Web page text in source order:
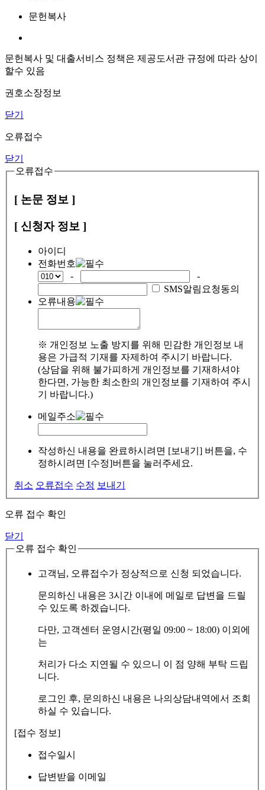
문헌복사
문헌복사 및 대출서비스 정책은 제공도서관 규정에 따라 상이
할수 있음
권호소장정보
닫기
오류접수
닫기
오류접수
[ 논문 정보 ]
[ 신청자 정보 ]
아이디
전화번호
-
-
SMS알림요청동의
오류내용
※ 개인정보 노출 방지를 위해 민감한 개인정보 내
용은 가급적 기재를 자제하여 주시기 바랍니다.
(상담을 위해 불가피하게 개인정보를 기재하셔야
한다면, 가능한 최소한의 개인정보를 기재하여 주시
기 바랍니다.)
메일주소
작성하신 내용을 완료하시려면 [보내기] 버튼을, 수
정하시려면 [수정]버튼을 눌러주세요.
취소 오류접수 수정 보내기
오류 접수 확인
닫기
오류 접수 확인
고객님, 오류접수가 정상적으로 신청 되었습니다.
문의하신 내용은 3시간 이내에 메일로 답변을 드릴
수 있도록 하겠습니다.
다만, 고객센터 운영시간(평일 09:00 ~ 18:00) 이외에
는
처리가 다소 지연될 수 있으니 이 점 양해 부탁 드립
니다.
로그인 후, 문의하신 내용은 나의상담내역에서 조회
하실 수 있습니다.
[접수 정보]
접수일시
답변받을 이메일